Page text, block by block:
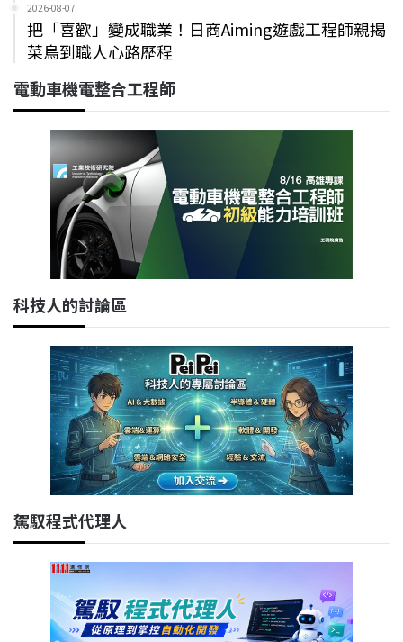
2026-08-07
把「喜歡」變成職業！日商Aiming遊戲工程師親揭
菜鳥到職人心路歷程
電動車機電整合工程師
科技人的討論區
駕馭程式代理人